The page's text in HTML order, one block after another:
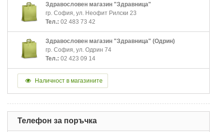
Здравословен магазин "Здравница"
гр. София, ул. Неофит Рилски 23
Тел.: 02 483 73 42
Здравословен магазин "Здравница" (Одрин)
гр. София, ул. Одрин 74
Тел.: 02 423 09 14
Наличност в магазините
Телефон за поръчка